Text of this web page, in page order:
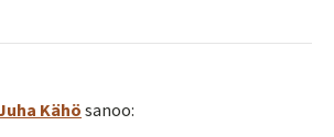
Kähö sanoo: